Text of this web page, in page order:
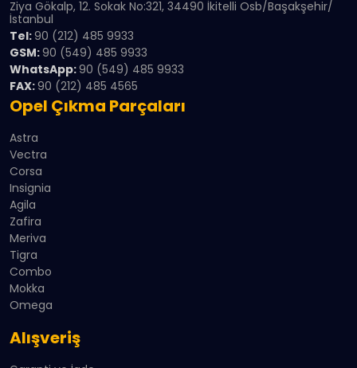
Ziya Gökalp, 12. Sokak No:321, 34490 İkitelli Osb/Başakşehir/
İstanbul
Tel:90 (212) 485 9933
GSM:90 (549) 485 9933
WhatsApp:90 (549) 485 9933
FAX:90 (212) 485 4565
Opel Çıkma Parçaları
Astra
Vectra
Corsa
Insignia
Agila
Zafira
Meriva
Tigra
Combo
Mokka
Omega
Alışveriş